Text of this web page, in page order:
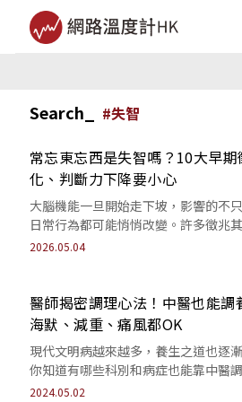
Search_ #失智
常忘東忘西是失智嗎？10大早
化、判斷力下降要小心
大腦機能一旦開始走下坡，影響的不
日常行為都可能悄悄改變。許多徵兆
是常被誤以為是老化。
2026.05.04
醫師揭密調理心法！中醫也能
海默、減重、痛風都OK
現代文明病越來越多，養生之道也逐
你知道有哪些科別和病症也能靠中醫
2024.05.02